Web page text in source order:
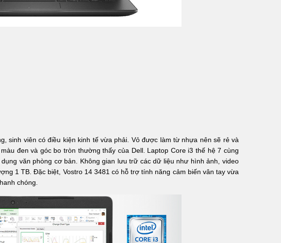
sinh viên có điều kiện kinh tế vừa phải. Vỏ được làm từ nhựa nên sẽ rẻ và
đen và góc bo tròn thường thấy của Dell. Laptop Core i3 thế hệ 7 cùng
văn phòng cơ bản. Không gian lưu trữ các dữ liệu như hình ảnh, video
1 TB. Đặc biệt, Vostro 14 3481 có hỗ trợ tính năng cảm biến vân tay vừa
chóng.